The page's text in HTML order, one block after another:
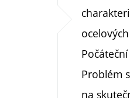
Problém
na